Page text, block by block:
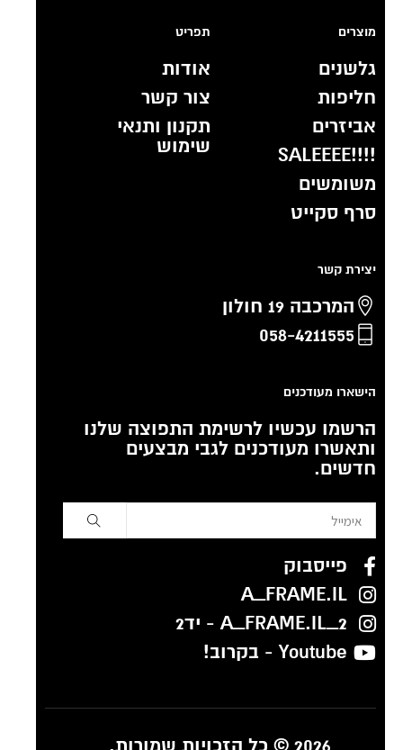
מוצרים
גלשנים
חליפות
אביזרים
!!!!SALEEEE
משומשים
סרף סקייט
תפריט
אודות
צור קשר
תקנון ותנאי
שימוש
יצירת קשר
המרכבה 19 חולון
058-4211555
הישארו מעודכנים
הרשמו עכשיו לרשימת התפוצה שלנו
ותאשרו מעודכנים לגבי מבצעים
חדשים.
פייסבוק
A_FRAME.IL
A_FRAME.IL_2 - יד2
Youtube - בקרוב!